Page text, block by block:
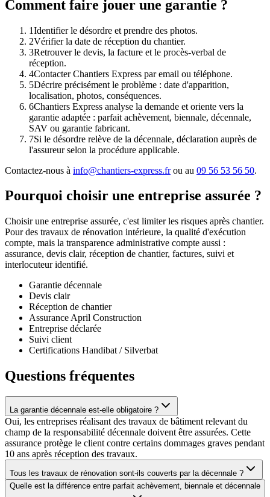
Comment faire jouer une garantie ?
1Identifier le désordre et prendre des photos.
2Vérifier la date de réception du chantier.
3Retrouver le devis, la facture et le procès-verbal de
réception.
4Contacter Chantiers Express par email ou téléphone.
5Décrire précisément le problème : date d'apparition,
localisation, photos, conséquences.
6Chantiers Express analyse la demande et oriente vers la
garantie adaptée : parfait achèvement, biennale, décennale,
SAV ou garantie fabricant.
7Si le désordre relève de la décennale, déclaration auprès de
l'assureur selon la procédure applicable.
Contactez-nous à info@chantiers-express.fr ou au 09 56 53 56 50.
Pourquoi choisir une entreprise assurée ?
Choisir une entreprise assurée, c'est limiter les risques après chantier.
Pour des travaux de rénovation intérieure, la qualité d'exécution
compte, mais la transparence administrative compte aussi :
assurance, devis clair, réception de chantier, factures, suivi et
interlocuteur identifié.
Garantie décennale
Devis clair
Réception de chantier
Assurance April Construction
Entreprise déclarée
Suivi client
Certifications Handibat / Silverbat
Questions fréquentes
La garantie décennale est-elle obligatoire ?
Oui, les entreprises réalisant des travaux de bâtiment relevant du
champ de la responsabilité décennale doivent être assurées. Cette
assurance protège le client contre certains dommages graves pendant
10 ans après réception des travaux.
Tous les travaux de rénovation sont-ils couverts par la décennale ?
Quelle est la différence entre parfait achèvement, biennale et décennale